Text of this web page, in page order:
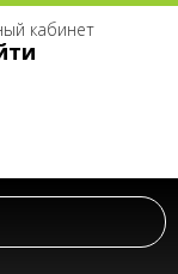
кабинет